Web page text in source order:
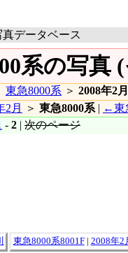
真データベース
系の写真
東急8000系 ＞ 2008年2月
2月 ＞ 東急8000系 | ←東
- 2 | 次のページ
東急8000系8001F| 2008年2